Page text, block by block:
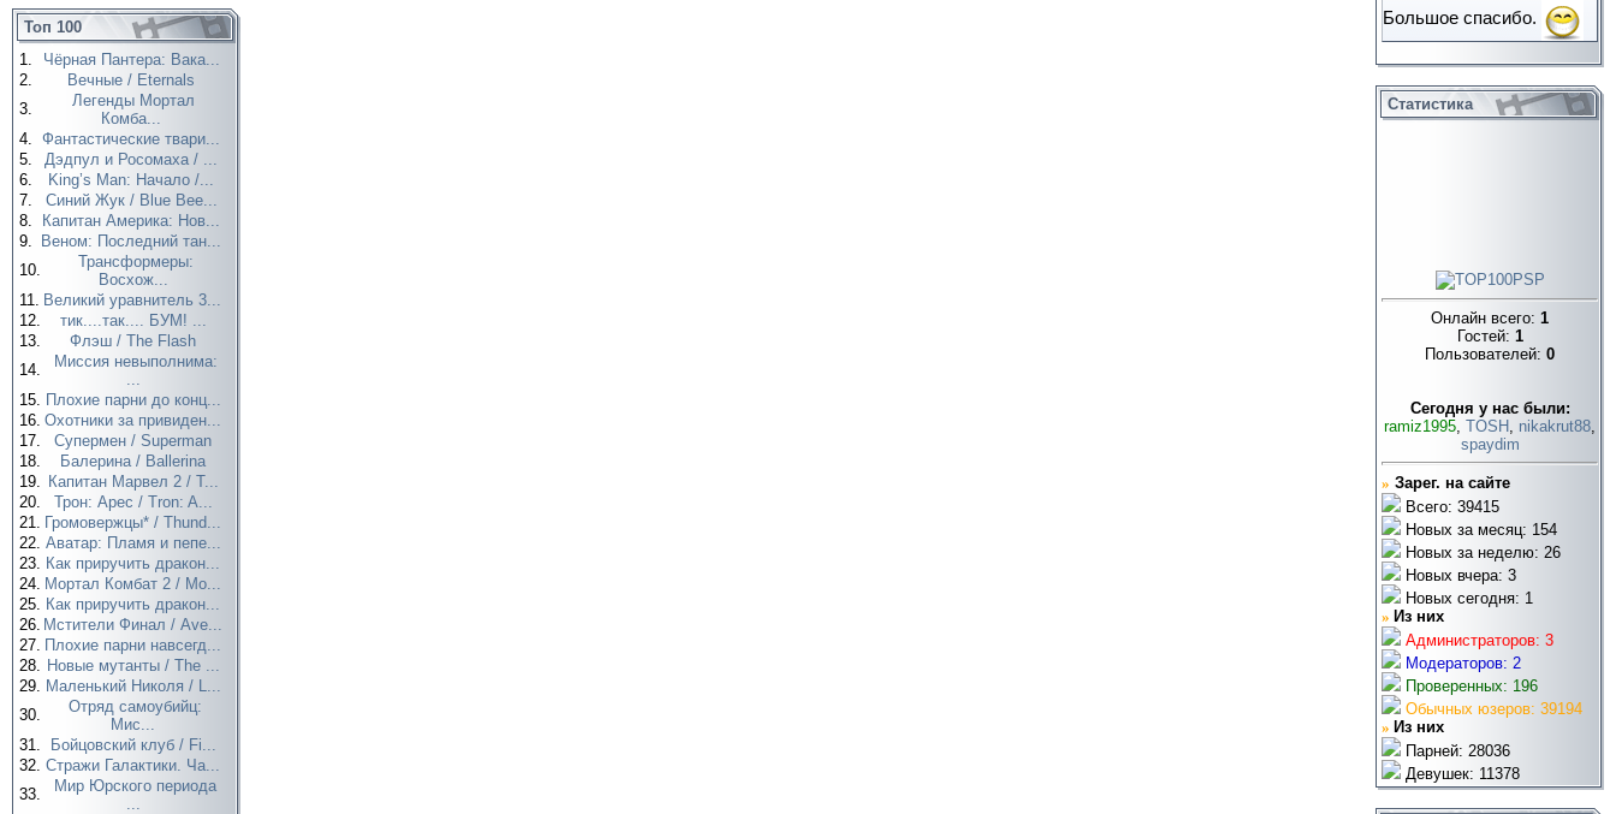
Топ 100
1.
Чёрная Пантера: Вака...
2.
Вечные / Eternals
3.
Легенды Мортал
Комба...
4. Фантастические твари...
5.
Дэдпул и Росомаха / ...
6.
King’s Man: Начало /...
7.
Синий Жук / Blue Bee...
8.
Капитан Америка: Нов...
9.
Веном: Последний тан...
10.
Трансформеры:
Восхож...
11. Великий уравнитель 3...
12.
тик....так.... БУМ! ...
13.
Флэш / The Flash
14.
Миссия невыполнима:
...
15. Плохие парни до конц...
16. Охотники за привиден...
17.
Супермен / Superman
18.
Балерина / Ballerina
19. Капитан Марвел 2 / T...
20.
Трон: Арес / Tron: A...
21. Громовержцы* / Thund...
22. Аватар: Пламя и пепе...
23. Как приручить дракон...
24. Мортал Комбат 2 / Mo...
25. Как приручить дракон...
26. Мстители Финал / Ave...
27. Плохие парни навсегд...
28. Новые мутанты / The ...
29. Маленький Николя / L...
30.
Отряд самоубийц:
Мис...
31.
Бойцовский клуб / Fi...
32. Стражи Галактики. Ча...
33.
Мир Юрского периода
...
Большое спасибо.
Статистика
Онлайн всего: 1
Гостей: 1
Пользователей: 0
Cегодня у нас были:
ramiz1995, TOSH , nikakrut88,
spaydim
» Зарег. на сайте
Всего: 39415
Новых за месяц: 154
Новых за неделю: 26
Новых вчера: 3
Новых сегодня: 1
» Из них
Администраторов: 3
Модераторов: 2
Проверенных: 196
Обычных юзеров: 39194
» Из них
Парней: 28036
Девушек: 11378